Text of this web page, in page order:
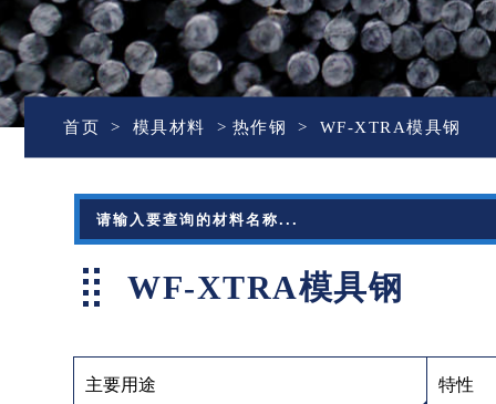
首页 模具材料 热作钢 WF-XTRA模具钢
WF-XTRA模具钢
主要用途 特性